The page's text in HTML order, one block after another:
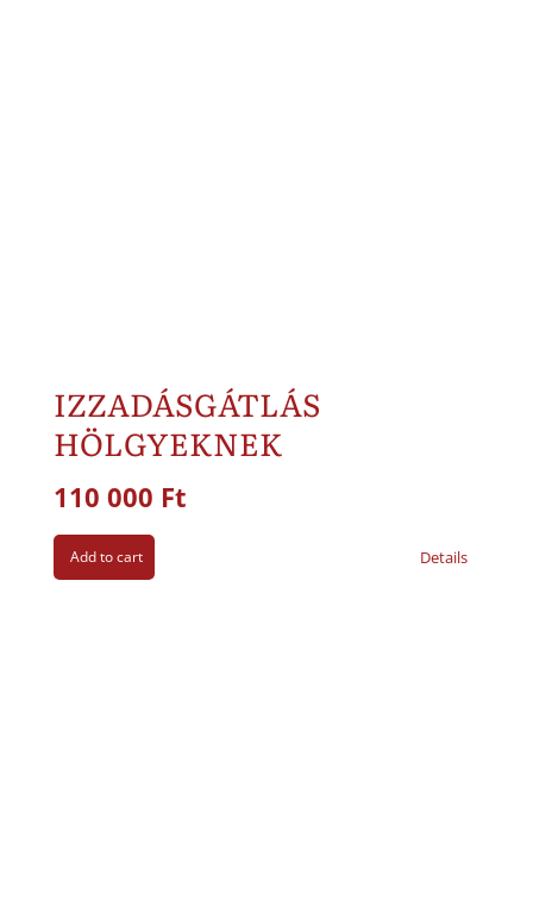
IZZADÁSGÁTLÁS
HÖLGYEKNEK
110 000 Ft
Add to cart Details